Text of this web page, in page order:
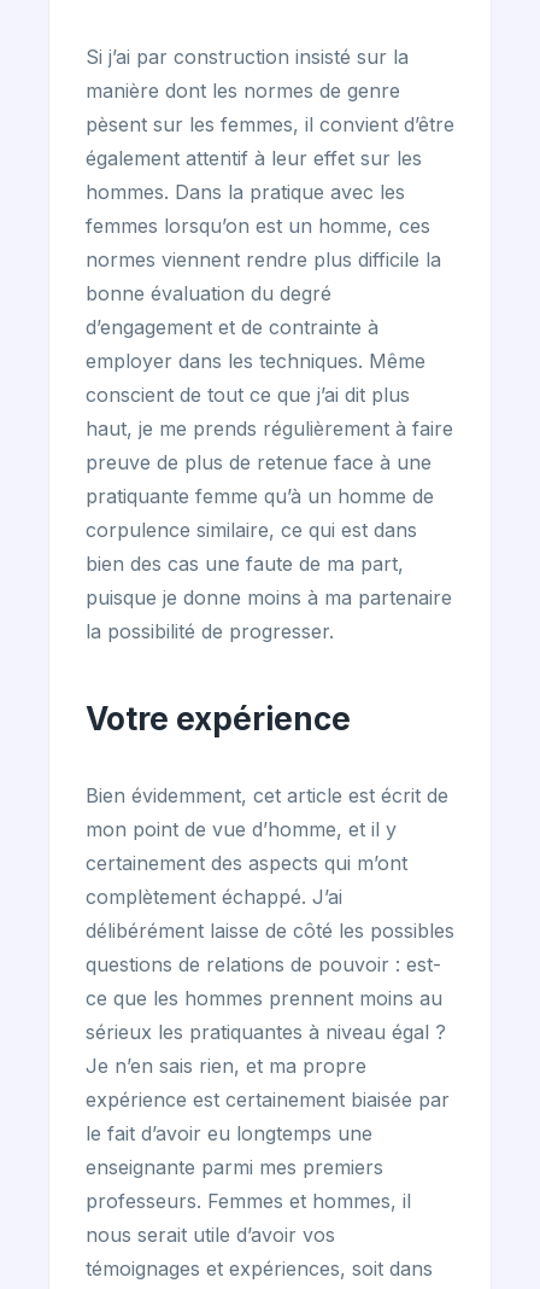
Si j’ai par construction insisté sur la
manière dont les normes de genre
pèsent sur les femmes, il convient d’être
également attentif à leur effet sur les
hommes. Dans la pratique avec les
femmes lorsqu’on est un homme, ces
normes viennent rendre plus difficile la
bonne évaluation du degré
d’engagement et de contrainte à
employer dans les techniques. Même
conscient de tout ce que j’ai dit plus
haut, je me prends régulièrement à faire
preuve de plus de retenue face à une
pratiquante femme qu’à un homme de
corpulence similaire, ce qui est dans
bien des cas une faute de ma part,
puisque je donne moins à ma partenaire
la possibilité de progresser.
Votre expérience
Bien évidemment, cet article est écrit de
mon point de vue d’homme, et il y
certainement des aspects qui m’ont
complètement échappé. J’ai
délibérément laisse de côté les possibles
questions de relations de pouvoir : est-
ce que les hommes prennent moins au
sérieux les pratiquantes à niveau égal ?
Je n’en sais rien, et ma propre
expérience est certainement biaisée par
le fait d’avoir eu longtemps une
enseignante parmi mes premiers
professeurs. Femmes et hommes, il
nous serait utile d’avoir vos
témoignages et expériences, soit dans